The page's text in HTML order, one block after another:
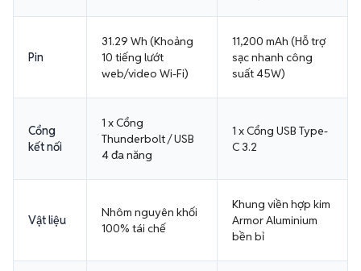
Pin
31.29 Wh (Khoảng
10 tiếng lướt
web/video Wi-Fi)
11,200 mAh (Hỗ trợ
sạc nhanh công
suất 45W)
Cổng
kết nối
1 x Cổng
Thunderbolt / USB
4 đa năng
1 x Cổng USB Type-
C 3.2
Vật liệu
Nhôm nguyên khối
100% tái chế
Khung viền hợp kim
Armor Aluminium
bền bỉ